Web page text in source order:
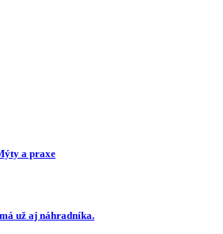
a praxe
už aj náhradníka.